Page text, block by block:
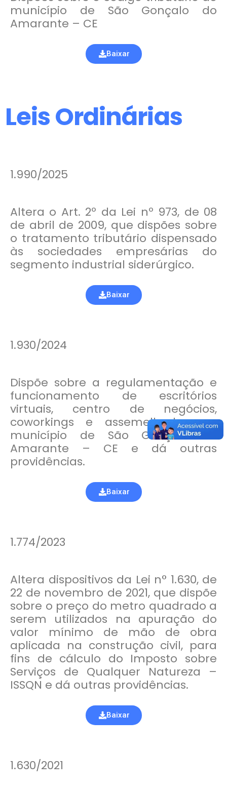
município de São Gonçalo do
Amarante – CE
Baixar
Leis Ordinárias
1.990/2025
Altera o Art. 2º da Lei nº 973, de 08
de abril de 2009, que dispões sobre
o tratamento tributário dispensado
às sociedades empresárias do
segmento industrial siderúrgico.
Baixar
1.930/2024
Dispõe sobre a regulamentação e
funcionamento de escritórios
virtuais, centro de negócios,
coworkings e assemelhados, no
município de São Gonçalo do
Amarante – CE e dá outras
providências.
Baixar
1.774/2023
Altera dispositivos da Lei n° 1.630, de
22 de novembro de 2021, que dispõe
sobre o preço do metro quadrado a
serem utilizados na apuração do
valor mínimo de mão de obra
aplicada na construção civil, para
fins de cálculo do Imposto sobre
Serviços de Qualquer Natureza –
ISSQN e dá outras providências.
Baixar
1.630/2021